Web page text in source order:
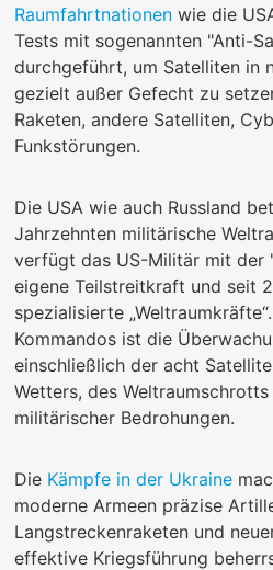
Raumfahrtnationen wie die
Tests mit sogenannten "Anti-
durchgeführt, um Satelliten in
gezielt außer Gefecht zu
Raketen, andere Satelliten,
Funkstörungen.
Die USA wie auch Russland
Jahrzehnten militärische
verfügt das US-Militär mit der
eigene Teilstreitkraft und seit
spezialisierte
Kommandos ist die
einschließlich der acht
Wetters, des
militärischer Bedrohungen.
Die Kämpfe in der Ukraine
moderne Armeen präzise
Langstreckenraketen und
effektive Kriegsführung